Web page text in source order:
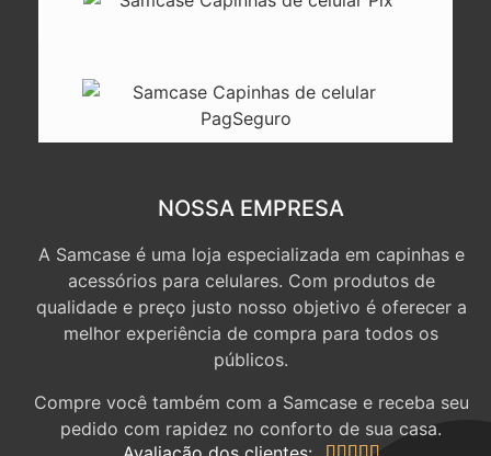
NOSSA EMPRESA
A Samcase é uma loja especializada em capinhas e
acessórios para celulares. Com produtos de
qualidade e preço justo nosso objetivo é oferecer a
melhor experiência de compra para todos os
públicos.
Compre você também com a Samcase e receba seu
pedido com rapidez no conforto de sua casa.
    